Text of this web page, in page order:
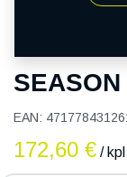
SEASON
EAN:
172,60 € / kpl